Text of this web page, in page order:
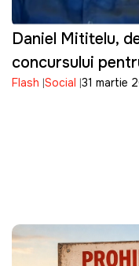
Daniel Mititelu,
concursului
ANRE
Flash Social 31 martie